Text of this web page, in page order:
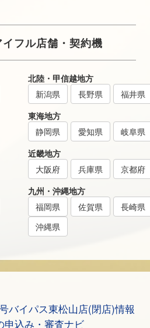
イフル店舗・契約機
北陸・甲信越地方
新潟県
長野県
福井県
東海地方
静岡県
愛知県
岐阜県
近畿地方
大阪府
兵庫県
京都府
九州・沖縄地方
福岡県
佐賀県
長崎県
沖縄県
バイパス東松山店(閉店)情報
申込み・審査ナビ